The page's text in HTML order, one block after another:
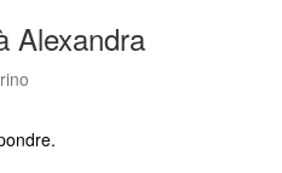
Alexandra